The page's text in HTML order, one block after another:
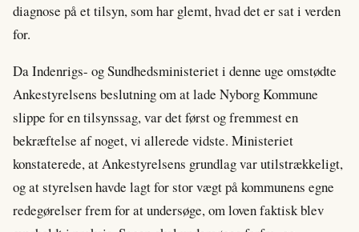
diagnose på et tilsyn, som har glemt, hvad det er sat i verden
for.
Da Indenrigs- og Sundhedsministeriet i denne uge omstødte
Ankestyrelsens beslutning om at lade Nyborg Kommune
slippe for en tilsynssag, var det først og fremmest en
bekræftelse af noget, vi allerede vidste. Ministeriet
konstaterede, at Ankestyrelsens grundlag var utilstrækkeligt,
og at styrelsen havde lagt for stor vægt på kommunens egne
redegørelser frem for at undersøge, om loven faktisk blev